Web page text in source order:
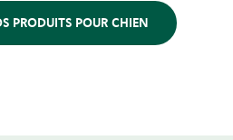
PRODUITS POUR CHIEN